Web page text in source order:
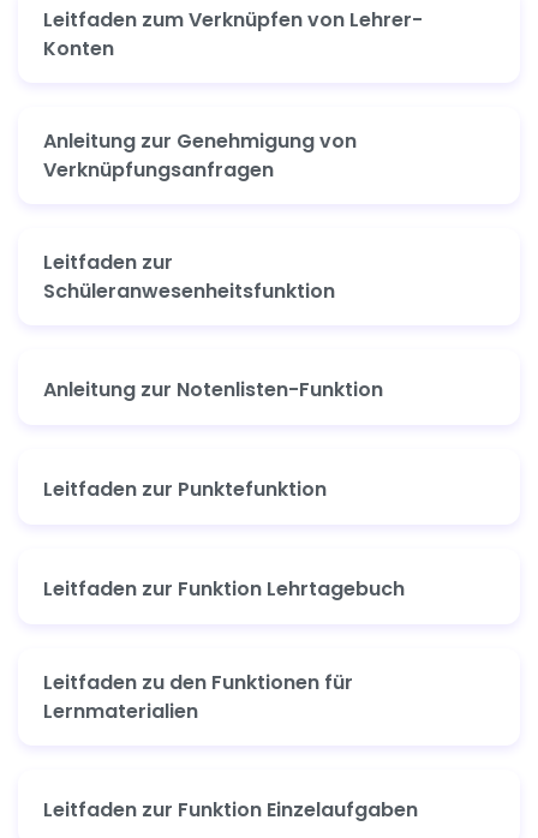
Leitfaden zum Verknüpfen von Lehrer-
Konten
Anleitung zur Genehmigung von
Verknüpfungsanfragen
Leitfaden zur
Schüleranwesenheitsfunktion
Anleitung zur Notenlisten-Funktion
Leitfaden zur Punktefunktion
Leitfaden zur Funktion Lehrtagebuch
Leitfaden zu den Funktionen für
Lernmaterialien
Leitfaden zur Funktion Einzelaufgaben